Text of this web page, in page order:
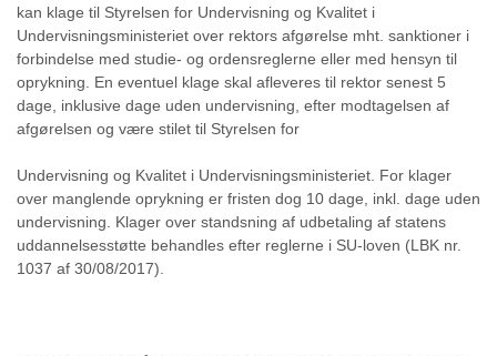
kan klage til Styrelsen for Undervisning og Kvalitet i
Undervisningsministeriet over rektors afgørelse mht. sanktioner i
forbindelse med studie- og ordensreglerne eller med hensyn til
oprykning. En eventuel klage skal afleveres til rektor senest 5
dage, inklusive dage uden undervisning, efter modtagelsen af
afgørelsen og være stilet til Styrelsen for
Undervisning og Kvalitet i Undervisningsministeriet. For klager
over manglende oprykning er fristen dog 10 dage, inkl. dage uden
undervisning. Klager over standsning af udbetaling af statens
uddannelsesstøtte behandles efter reglerne i SU-loven (LBK nr.
1037 af 30/08/2017).